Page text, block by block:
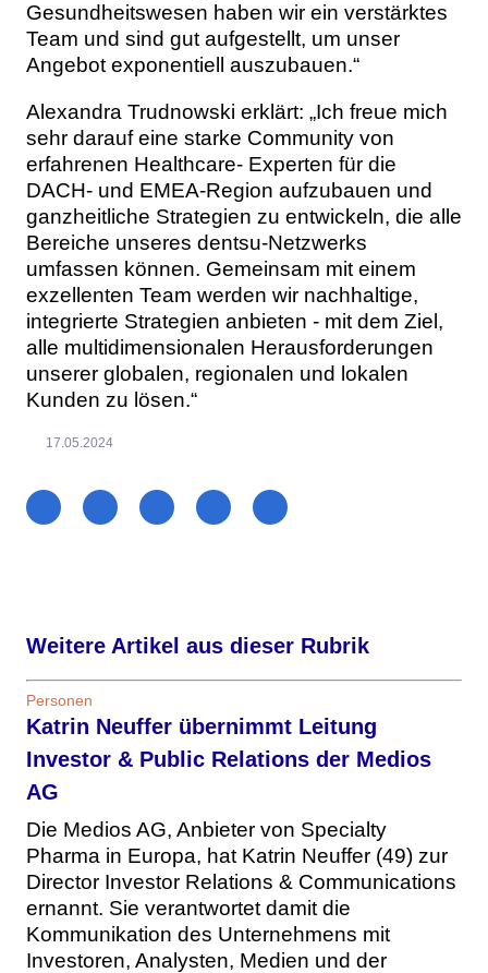
Gesundheitswesen haben wir ein verstärktes
Team und sind gut aufgestellt, um unser
Angebot exponentiell auszubauen.“
Alexandra Trudnowski erklärt: „Ich freue mich
sehr darauf eine starke Community von
erfahrenen Healthcare- Experten für die
DACH- und EMEA-Region aufzubauen und
ganzheitliche Strategien zu entwickeln, die alle
Bereiche unseres dentsu-Netzwerks
umfassen können. Gemeinsam mit einem
exzellenten Team werden wir nachhaltige,
integrierte Strategien anbieten - mit dem Ziel,
alle multidimensionalen Herausforderungen
unserer globalen, regionalen und lokalen
Kunden zu lösen.“
17.05.2024
Weitere Artikel aus dieser Rubrik
Personen
Katrin Neuffer übernimmt Leitung
Investor & Public Relations der Medios
AG
Die Medios AG, Anbieter von Specialty
Pharma in Europa, hat Katrin Neuffer (49) zur
Director Investor Relations & Communications
ernannt. Sie verantwortet damit die
Kommunikation des Unternehmens mit
Investoren, Analysten, Medien und der